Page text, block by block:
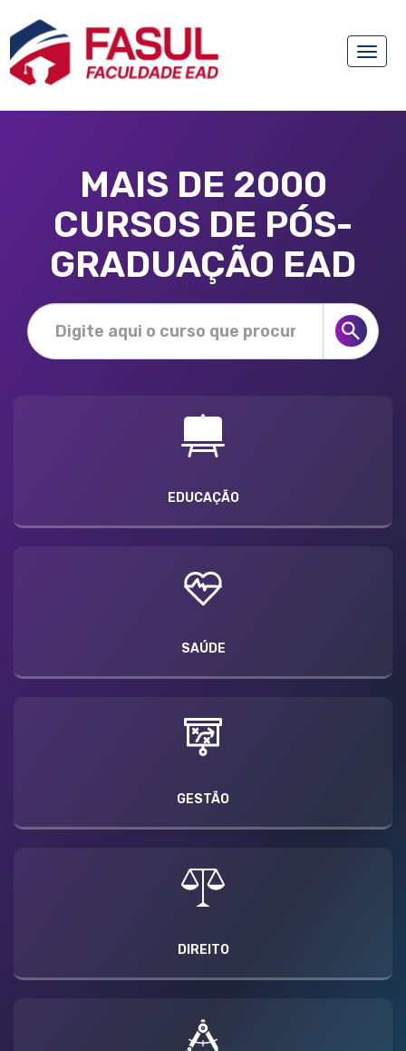
Toggle
MAIS DE 2000
CURSOS DE PÓS-
GRADUAÇÃO EAD
EDUCAÇÃO
SAÚDE
GESTÃO
DIREITO